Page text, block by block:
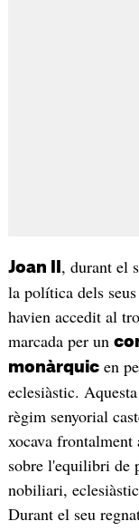
Joan II , durant el
la política dels
havien accedit al
marcada per un
monàrquicen
eclesiàstic.
règim senyorial
xocava
sobre l'equilibri de
nobiliari,
Durant el seu